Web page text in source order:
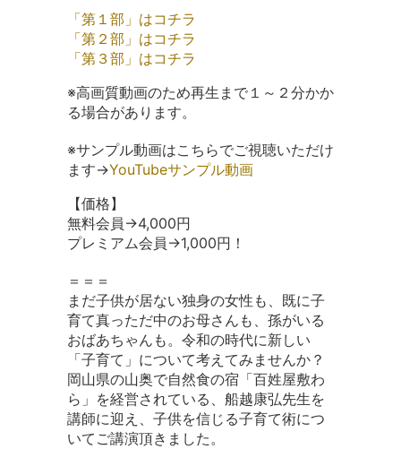
「第１部」はコチラ
「第２部」はコチラ
「第３部」はコチラ
※高画質動画のため再生まで１～２分かか
る場合があります。
※サンプル動画はこちらでご視聴いただけ
ます→YouTubeサンプル動画
【価格】
無料会員→4,000円
プレミアム会員→1,000円！
＝＝＝
まだ子供が居ない独身の女性も、既に子
育て真っただ中のお母さんも、孫がいる
おばあちゃんも。令和の時代に新しい
「子育て」について考えてみませんか？
岡山県の山奥で自然食の宿「百姓屋敷わ
ら」を経営されている、船越康弘先生を
講師に迎え、子供を信じる子育て術につ
いてご講演頂きました。